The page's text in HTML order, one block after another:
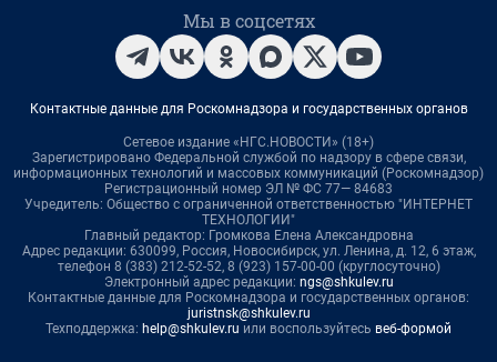
Мы в соцсетях
Контактные данные для Роскомнадзора и государственных органов
Сетевое издание «НГС.НОВОСТИ» (18+)
Зарегистрировано Федеральной службой по надзору в сфере связи,
информационных технологий и массовых коммуникаций (Роскомнадзор)
Регистрационный номер ЭЛ № ФС 77— 84683
Учредитель: Общество с ограниченной ответственностью "ИНТЕРНЕТ
ТЕХНОЛОГИИ"
Главный редактор: Громкова Елена Александровна
Адрес редакции: 630099, Россия, Новосибирск, ул. Ленина, д. 12, 6 этаж,
телефон 8 (383) 212-52-52, 8 (923) 157-00-00 (круглосуточно)
Электронный адрес редакции: ngs@shkulev.ru
Контактные данные для Роскомнадзора и государственных органов:
juristnsk@shkulev.ru
Техподдержка: help@shkulev.ru или воспользуйтесь веб-формой